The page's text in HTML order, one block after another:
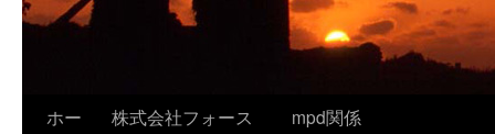
ホー
株式会社フォース
mpd関係